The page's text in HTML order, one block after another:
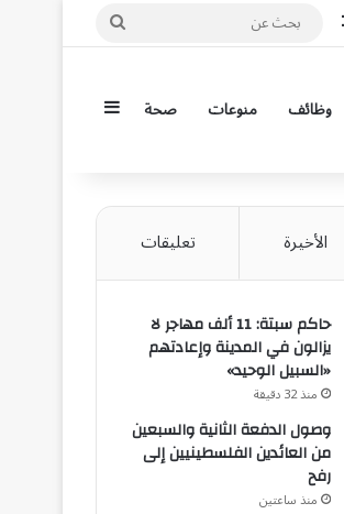
مقال عشوائي
بحث
وظائف منوعات صحة إضافة عمود
الأخيرة تعليقات
حاكم سبتة: 11 ألف مهاجر لا
يزالون في المدينة وإعادتهم
«السبيل الوحيد»
منذ 32 دقيقة
وصول الدفعة الثانية والسبعين
من العائدين الفلسطينيين إلى
رفح
منذ ساعتين